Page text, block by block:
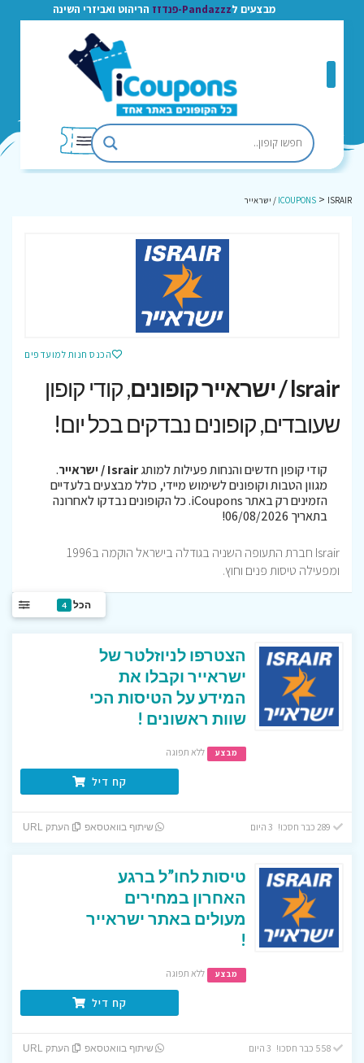
מבצעים ל Pandazzz-פנדזז הריהוט ואביזרי השינה
ICOUPONS > ISRAIR / ישראייר
הכנס חנות למועדפים
Israir / ישראייר קופונים
, קודי קופון
שעובדים, קופונים נבדקים בכל יום!
קודי קופון חדשים והנחות פעילות למותגIsrair / ישראייר
.
מגוון הטבות וקופונים לשימוש מיידי, כולל מבצעים בלעדיים
הזמינים רק באתר iCoupons. כל הקופונים נבדקו לאחרונה
בתאריך 06/08/2026!
Israir חברת התעופה השניה בגודלה בישראל הוקמה ב1996
ומפעילה טיסות פנים וחוץ.
הכל 4
הצטרפו לניוזלטר של
ישראייר וקבלו את
המידע על הטיסות הכי
שוות ראשונים !
מבצע ללא תפוגה
קח דיל
שיתוף בוואטסאפ העתק URL
טיסות לחו”ל ברגע
האחרון במחירים
מעולים באתר ישראייר
!
מבצע ללא תפוגה
קח דיל
558 כבר חסכו! 3 היום שיתוף בוואטסאפ העתק URL